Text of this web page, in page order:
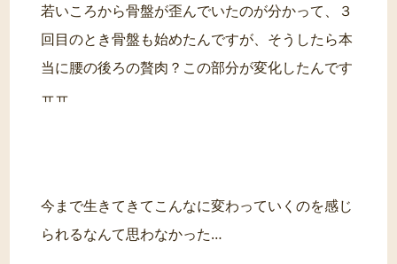
若いころから骨盤が歪んでいたのが分かって、３
回目のとき骨盤も始めたんですが、そうしたら本
当に腰の後ろの贅肉？この部分が変化したんです
ㅠㅠ
今まで生きてきてこんなに変わっていくのを感じ
られるなんて思わなかった…